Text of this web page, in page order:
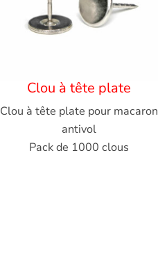
Clou à tête plate
Clou à tête plate pour macaron
antivol
Pack de 1000 clous